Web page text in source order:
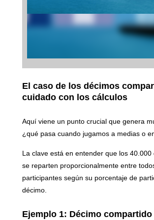
El caso de los décimos
cuidado con los cálculos
Aquí viene un punto crucial que genera
¿qué pasa cuando jugamos a medias o
La clave está en entender que los 40.000
se reparten proporcionalmente entre
participantes según su porcentaje de
décimo.
Ejemplo 1: Décimo compartido